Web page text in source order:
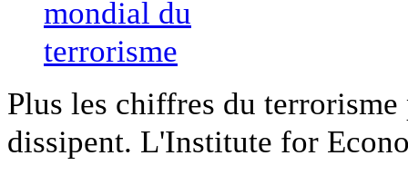
Plus les chiffres du
dissipent. L'Institute for